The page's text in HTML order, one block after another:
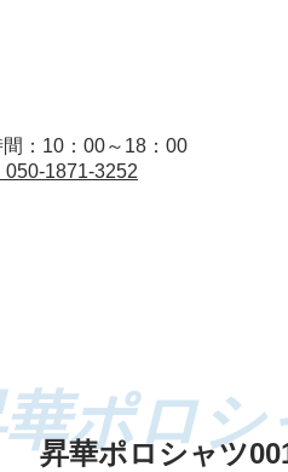
：10：00～18：00
1871-3252
昇華ポロシャツ